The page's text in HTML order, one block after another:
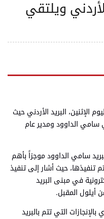
ويلتقي
الإثنين، البريد الأردني حيث
سامي الداوود ومدير عام
سامي الداوود موجزاً بأهم
تنفيذها، حيث أشار إلى تنفيذ
في مبنى البريد
أيلول المقبل.
التي تتم بالبريد